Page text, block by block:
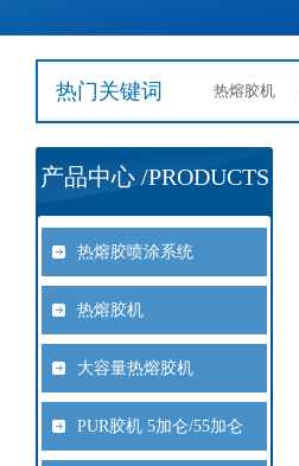
热门关键词 热熔胶机
产品中心 /PRODUCTS
热熔胶喷涂系统
热熔胶机
大容量热熔胶机
PUR胶机 5加仑/55加仑